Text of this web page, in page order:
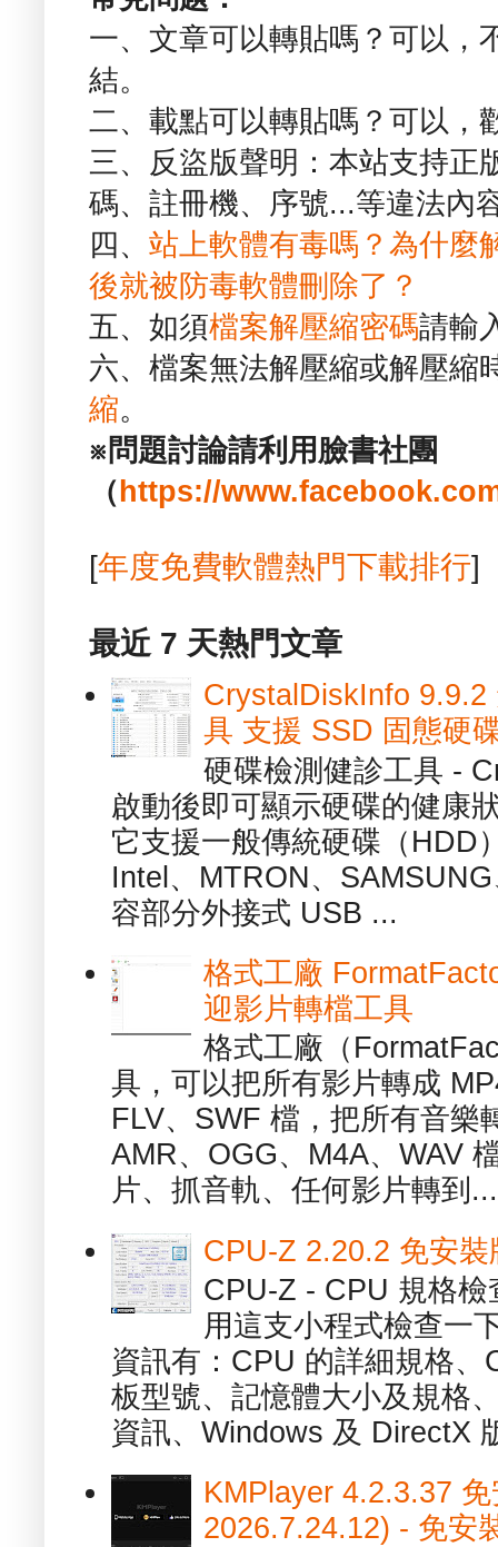
一、文章可以轉貼嗎？可以，
結。
二、載點可以轉貼嗎？可以，
三、反盜版聲明：本站支持正
碼、註冊機、序號...等違法內
四、 站上軟體有毒嗎？為什麼
後就被防毒軟體刪除了？
五、如須檔案解壓縮密碼請輸
六、檔案無法解壓縮或解壓縮
縮。
※問題討論請利用臉書社團
（ https://
[年度免費軟體熱門下載排行]
最近 7 天熱門文章
CrystalDiskInfo 9.9.2
具 支援 SSD 固態硬
硬碟檢測健診工具 -
啟動後即可顯示硬碟的健康
它支援一般傳統硬碟（HDD
Intel、MTRON、
容部分外接式 USB ...
格式工廠
迎影片轉檔工具
格式工廠（
具，可以把所有影片轉成
FLV、SWF 檔，把所有音樂
AMR、OGG、M4A、WAV
片、抓音軌、任何影片轉到...
CPU-Z 2.20.2 免安
CPU-Z - CPU 規格
用這支小程式檢查一
資訊有：CPU 的詳細規格
板型號、記憶體大小及規格
資訊、Windows 及 DirectX
KMPlayer 4.2.3.37
2026.7.24.12) - 免安